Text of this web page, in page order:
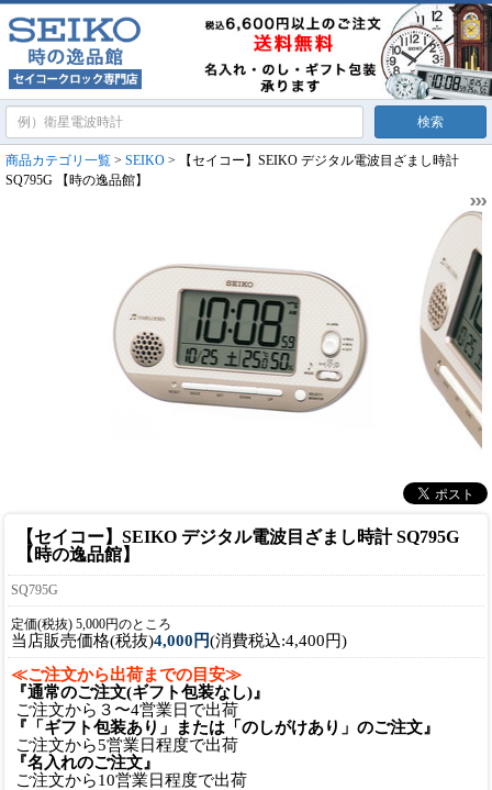
商品カテゴリ一覧 > SEIKO > 【セイコー】SEIKO デジタル電波目ざまし時計
SQ795G 【時の逸品館】
【セイコー】SEIKO デジタル電波目ざまし時計 SQ795G
【時の逸品館】
SQ795G
定価(税抜) 5,000円のところ
当店販売価格(税抜)4,000円(消費税込:4,400円)
≪ご注文から出荷までの目安≫
『通常のご注文(ギフト包装なし)』
ご注文から３〜4営業日で出荷
『「ギフト包装あり」または「のしがけあり」のご注文』
ご注文から5営業日程度で出荷
『名入れのご注文』
ご注文から10営業日程度で出荷